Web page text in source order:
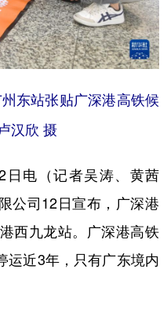
信息化 数字经济
银龄 溯源中国
能源 会展
时尚 悦读
亚太网
河北 山西
东站张贴广深港高铁候
汉欣 摄
电（记者吴涛、黄茜
公司12日宣布，广深港
西九龙站。广深港高铁
运近3年，只有广东境内